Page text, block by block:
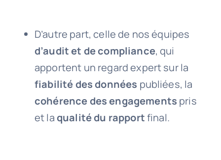
D’autre part, celle de nos équipes
d’audit et de compliance, qui
apportent un regard expert sur la
fiabilité des données publiées, la
cohérence des engagements pris
et laqualité du rapportfinal.